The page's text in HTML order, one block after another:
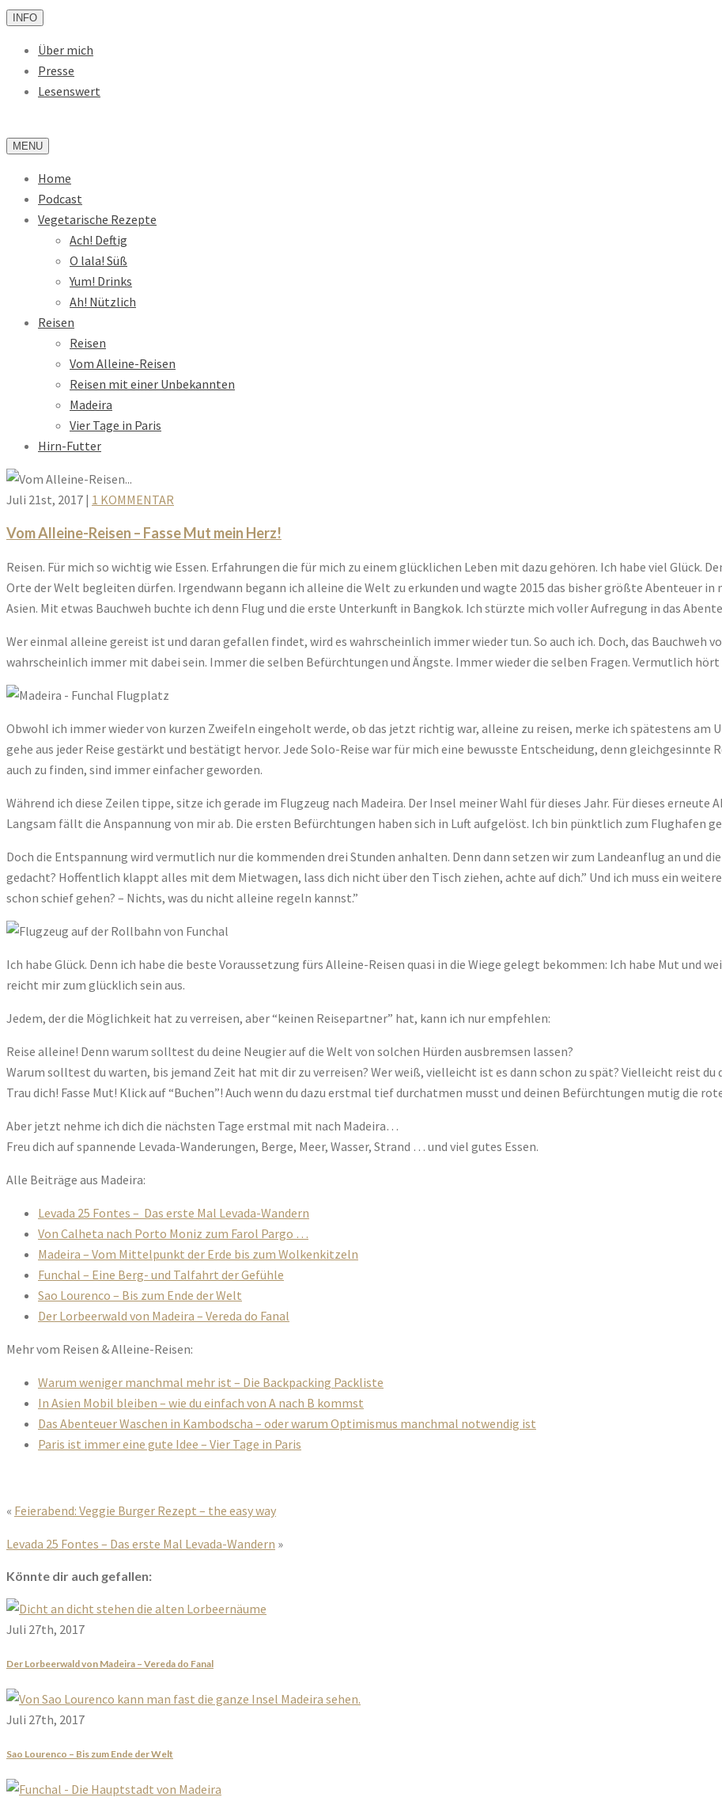
INFO
Über mich
Presse
Lesenswert
MENU
Home
Podcast
Vegetarische Rezepte
Ach! Deftig
O lala! Süß
Yum! Drinks
Ah! Nützlich
Reisen
Reisen
Vom Alleine-Reisen
Reisen mit einer Unbekannten
Madeira
Vier Tage in Paris
Hirn-Futter
Juli 21st, 2017 | 1 KOMMENTAR
Vom Alleine-Reisen – Fasse Mut mein Herz!
Reisen. Für mich so wichtig wie Essen. Erfahrungen die für mich zu einem glücklichen Leben mit dazu gehören. Ich habe viel Glück.
Orte der Welt begleiten dürfen. Irgendwann begann ich alleine die Welt zu erkunden und wagte 2015 das bisher größte Abenteuer
Asien. Mit etwas Bauchweh buchte ich denn Flug und die erste Unterkunft in Bangkok. Ich stürzte mich voller Aufregung in das
Wer einmal alleine gereist ist und daran gefallen findet, wird es wahrscheinlich immer wieder tun. So auch ich. Doch, das Bauchweh
wahrscheinlich immer mit dabei sein. Immer die selben Befürchtungen und Ängste. Immer wieder die selben Fragen. Vermutlich hört
Obwohl ich immer wieder von kurzen Zweifeln eingeholt werde, ob das jetzt richtig war, alleine zu reisen, merke ich spätestens am
gehe aus jeder Reise gestärkt und bestätigt hervor. Jede Solo-Reise war für mich eine bewusste Entscheidung, denn gleichgesinnte
auch zu finden, sind immer einfacher geworden.
Während ich diese Zeilen tippe, sitze ich gerade im Flugzeug nach Madeira. Der Insel meiner Wahl für dieses Jahr. Für dieses erneute
Langsam fällt die Anspannung von mir ab. Die ersten Befürchtungen haben sich in Luft aufgelöst. Ich bin pünktlich zum Flughafen
Doch die Entspannung wird vermutlich nur die kommenden drei Stunden anhalten. Denn dann setzen wir zum Landeanflug an und
gedacht? Hoffentlich klappt alles mit dem Mietwagen, lass dich nicht über den Tisch ziehen, achte auf dich.” Und ich muss ein
schon schief gehen? – Nichts, was du nicht alleine regeln kannst.”
Ich habe Glück. Denn ich habe die beste Voraussetzung fürs Alleine-Reisen quasi in die Wiege gelegt bekommen: Ich habe Mut und
reicht mir zum glücklich sein aus.
Jedem, der die Möglichkeit hat zu verreisen, aber “keinen Reisepartner” hat, kann ich nur empfehlen:
Reise alleine! Denn warum solltest du deine Neugier auf die Welt von solchen Hürden ausbremsen lassen?
Warum solltest du warten, bis jemand Zeit hat mit dir zu verreisen? Wer weiß, vielleicht ist es dann schon zu spät? Vielleicht reist du
Trau dich! Fasse Mut! Klick auf “Buchen”! Auch wenn du dazu erstmal tief durchatmen musst und deinen Befürchtungen mutig die
Aber jetzt nehme ich dich die nächsten Tage erstmal mit nach Madeira…
Freu dich auf spannende Levada-Wanderungen, Berge, Meer, Wasser, Strand … und viel gutes Essen.
Alle Beiträge aus Madeira:
Levada 25 Fontes – Das erste Mal Levada-Wandern
Von Calheta nach Porto Moniz zum Farol Pargo …
Madeira – Vom Mittelpunkt der Erde bis zum Wolkenkitzeln
Funchal – Eine Berg- und Talfahrt der Gefühle
Sao Lourenco – Bis zum Ende der Welt
Der Lorbeerwald von Madeira – Vereda do Fanal
Mehr vom Reisen & Alleine-Reisen:
Warum weniger manchmal mehr ist – Die Backpacking Packliste
In Asien Mobil bleiben – wie du einfach von A nach B kommst
Das Abenteuer Waschen in Kambodscha – oder warum Optimismus manchmal notwendig ist
Paris ist immer eine gute Idee – Vier Tage in Paris
« Feierabend: Veggie Burger Rezept – the easy way
Levada 25 Fontes – Das erste Mal Levada-Wandern »
Könnte dir auch gefallen:
Juli 27th, 2017
Der Lorbeerwald von Madeira – Vereda do Fanal
Juli 27th, 2017
Sao Lourenco – Bis zum Ende der Welt